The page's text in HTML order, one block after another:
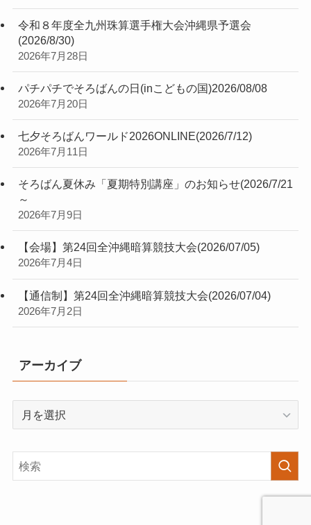
令和８年度全九州珠算選手権大会沖縄県予選会
(2026/8/30)
2026年7月28日
パチパチでそろばんの日(inこどもの国)2026/08/08
2026年7月20日
七夕そろばんワールド2026ONLINE(2026/7/12)
2026年7月11日
そろばん夏休み「夏期特別講座」のお知らせ(2026/7/21
～
2026年7月9日
【会場】第24回全沖縄暗算競技大会(2026/07/05)
2026年7月4日
【通信制】第24回全沖縄暗算競技大会(2026/07/04)
2026年7月2日
アーカイブ
イ
ブ